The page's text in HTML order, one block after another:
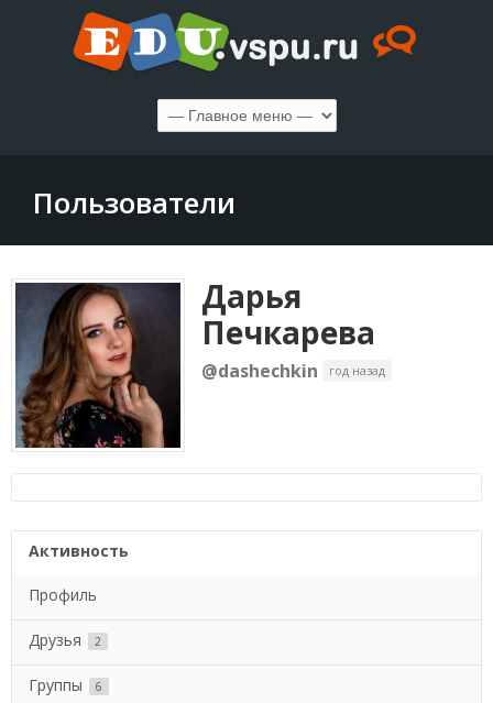
Пользователи
Дарья
Печкарева
@dashechkin год назад
Активность
Профиль
Друзья 2
Группы 6